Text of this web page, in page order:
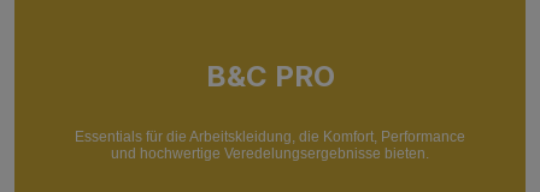
B&C PRO
Essentials für die Arbeitskleidung, die Komfort, Performance
und hochwertige Veredelungsergebnisse bieten.